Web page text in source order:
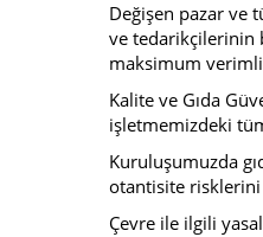
Değişen pazar ve
ve tedarikçilerinin
maksimum
Kalite ve Gıda
işletmemizdeki
Kuruluşumuzda
otantisite
Çevre ile ilgili